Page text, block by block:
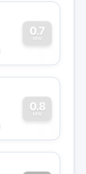
0.7
MW
0
0.8
MW
0